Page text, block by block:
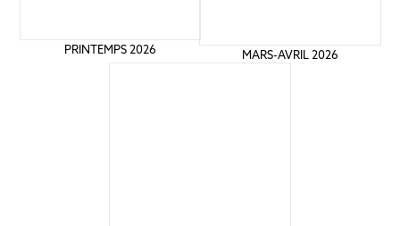
PRINTEMPS 2026 MARS-AVRIL 2026